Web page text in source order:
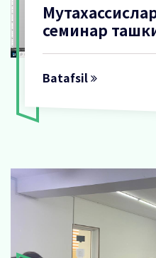
семинар
Batafsil